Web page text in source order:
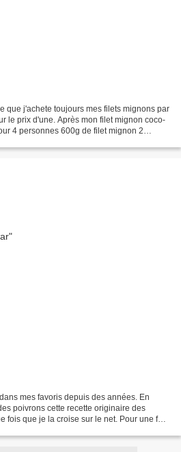
que j'achete toujours mes filets mignons par
le prix d'une. Après mon filet mignon coco-
4 personnes 600g de filet mignon 2
mes favoris depuis des années. En
poivrons cette recette originaire des
fois que je la croise sur le net. Pour une fois